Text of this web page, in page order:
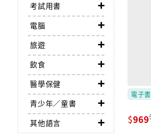
考試用書
電腦
旅遊
飲食
醫學保健
青少年／童書
其他語言
電子書
969